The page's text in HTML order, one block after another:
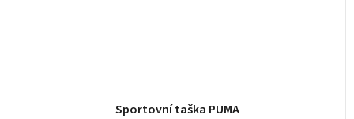
Sportovní taška PUMA